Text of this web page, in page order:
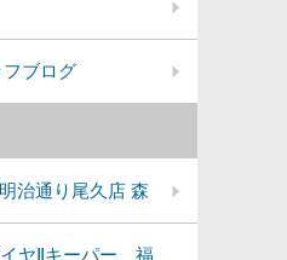
治通り尾久店 森
ヤⅡキーパー 福
ブログ